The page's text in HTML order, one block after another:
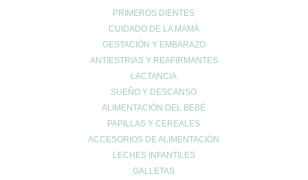
PRIMEROS DIENTES
CUIDADO DE LA MAMÁ
GESTACIÓN Y EMBARAZO
ANTIESTRIAS Y REAFIRMANTES
LACTANCIA
SUEÑO Y DESCANSO
ALIMENTACIÓN DEL BEBÉ
PAPILLAS Y CEREALES
ACCESORIOS DE ALIMENTACIÓN
LECHES INFANTILES
GALLETAS
Entradas recientes
¿Tienes el ácido úrico alto? Todo lo que debes saber sobre la
Creatina: El secreto para maximizar tu rendimiento y cuidar tu
EXCESOS NAVIDEÑOS